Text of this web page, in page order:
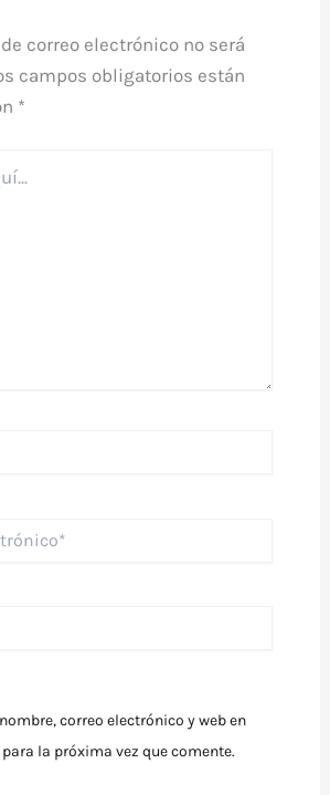
correo electrónico no será
campos obligatorios están
*
correo electrónico y web en
la próxima vez que comente.